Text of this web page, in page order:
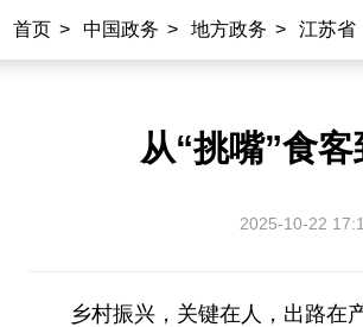
首页 > 中国政务 > 地方政务 > 江苏省
从“挑嘴”食
2025-10-22
乡村振兴，关键在人，出路在